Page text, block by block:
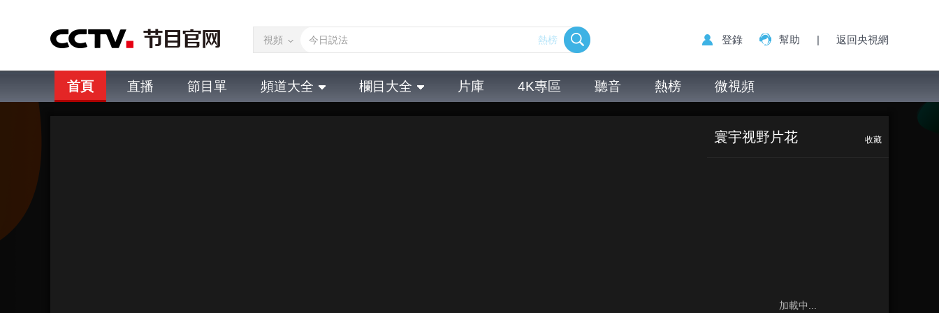
視頻 熱榜 登錄 幫助 | 返回央視網
首頁 直播 節目單 頻道大全 欄目大全 片庫 4K專區 聽音 熱榜 微視頻
寰宇视野片花 收藏
加載中...